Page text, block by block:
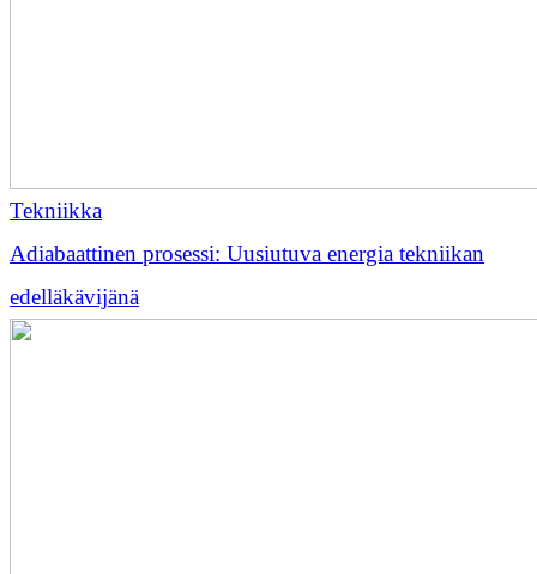
Tekniikka
Adiabaattinen prosessi: Uusiutuva energia tekniikan
edelläkävijänä